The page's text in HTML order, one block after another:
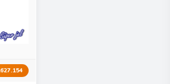
627.154